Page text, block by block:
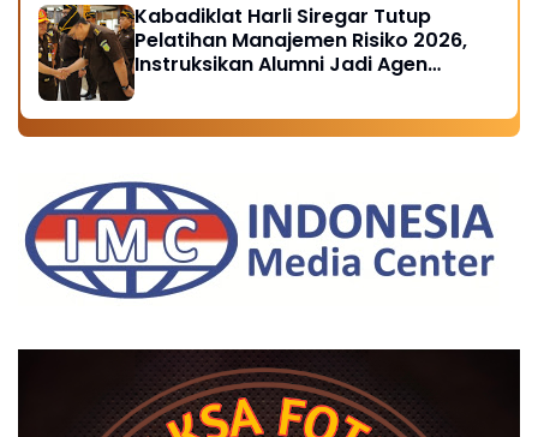
Kabadiklat Harli Siregar Tutup
Pelatihan Manajemen Risiko 2026,
Instruksikan Alumni Jadi Agen
Kejaksaan